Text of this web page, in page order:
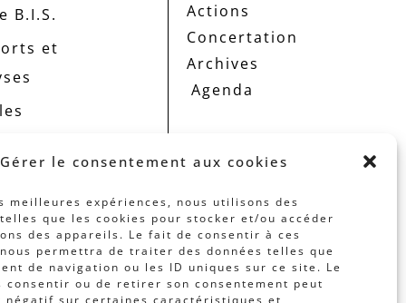
Gérer le consentement aux cookies
meilleures expériences, nous utilisons des
que les cookies pour stocker et/ou accéder
des appareils. Le fait de consentir à ces
permettra de traiter des données telles que
de navigation ou les ID uniques sur ce site. Le
consentir ou de retirer son consentement peut
négatif sur certaines caractéristiques et
B.I.S.
et
Actions
Concertation
Archives
Agenda